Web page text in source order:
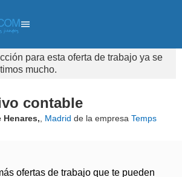
para esta oferta de trabajo ya se
mucho.
contable
Henares, Madrid de la empresa Temps
ofertas de trabajo que te pueden